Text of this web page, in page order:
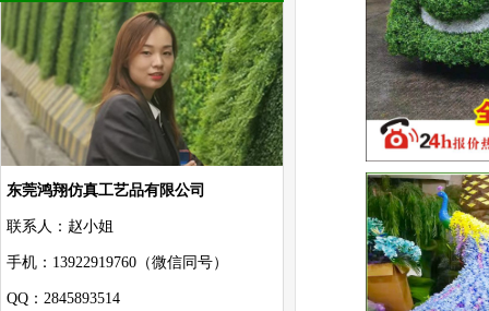
东莞鸿翔仿真工艺品有限公司
联系人：赵小姐
手机：13922919760（微信同号）
QQ：2845893514